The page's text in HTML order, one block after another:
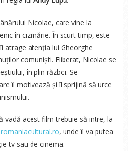
Nicolae, care vine la
în cizmărie. În scurt timp, este
atrage atenția lui Gheorghe
comuniști. Eliberat, Nicolae se
în plin război. Se
îl motivează și îl sprijină să urce
vadă acest film trebuie să intre, la
, unde îl va putea
tv sau de cinema.